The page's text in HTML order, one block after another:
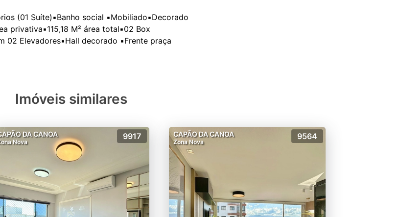
(01 Suíte)▪️Banho social ▪️Mobiliado▪️Decorado
privativa▪️115,18 M² área total▪️02 Box
Imóveis similares
DA CANOA
Nova
9917 CAPÃO DA CANOA
Zona Nova
9564